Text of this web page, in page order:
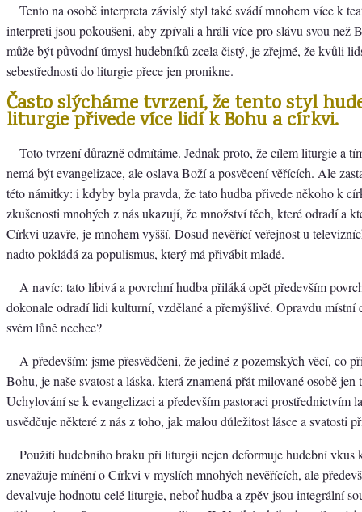
Tento na osobě interpreta závislý styl také svádí mnohem více k
interpreti jsou pokoušeni, aby zpívali a hráli více pro slávu svou než
může být původní úmysl hudebníků zcela čistý, je zřejmé, že kvůli
sebestřednosti do liturgie přece jen pronikne.
Často slýcháme tvrzení, že tento styl
liturgie přivede více lidí k Bohu a církvi.
Toto tvrzení důrazně odmítáme. Jednak proto, že cílem liturgie a
nemá být evangelizace, ale oslava Boží a posvěcení věřících. Ale
této námitky: i kdyby byla pravda, že tato hudba přivede někoho k
zkušenosti mnohých z nás ukazují, že množství těch, které odradí a
Církvi uzavře, je mnohem vyšší. Dosud nevěřící veřejnost u
nadto pokládá za populismus, který má přivábit mladé.
A navíc: tato líbivá a povrchní hudba přiláká opět především
dokonale odradí lidi kulturní, vzdělané a přemýšlivé. Opravdu
svém lůně nechce?
A především: jsme přesvědčeni, že jediné z pozemských věcí, co
Bohu, je naše svatost a láska, která znamená přát milované osobě jen
Uchylování se k evangelizaci a především pastoraci prostřednictvím
usvědčuje některé z nás z toho, jak malou důležitost lásce a svatosti
Použití hudebního braku při liturgii nejen deformuje hudební vkus
znevažuje mínění o Církvi v myslích mnohých nevěřících, ale
devalvuje hodnotu celé liturgie, neboť hudba a zpěv jsou integrální